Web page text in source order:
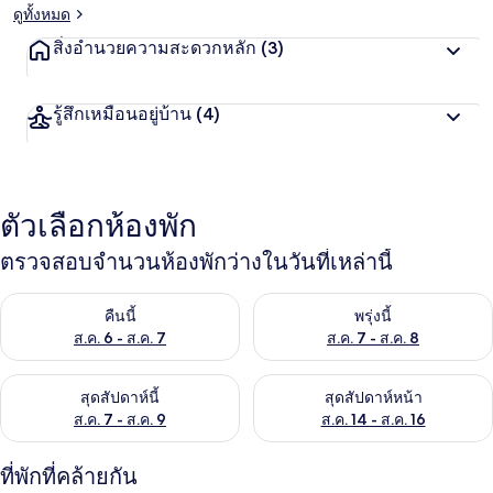
ดูทั้งหมด
สิ่งอำนวยความสะดวกหลัก (3)
รู้สึกเหมือนอยู่บ้าน (4)
ตัวเลือกห้องพัก
ตรวจสอบจำนวนห้องพักว่างในวันที่เหล่านี้
คืนนี้
ส.ค. 6 - ส.ค. 7
ตรวจสอบจำนวนห้องพักว่างในคืนนี้ ส.ค. 6 - ส.ค. 7พรุ่งนี้
ส.ค. 7 - ส.ค. 8
ตรวจสอบจำนวนห้องพักว่างใน
สุดสัปดาห์นี้
ส.ค. 7 - ส.ค. 9
ตรวจสอบจำนวนห้องพักว่างในสุดสัปดาห์นี้ ส.ค. 7 - ส.ค. 9
สุดสัปดาห์หน้า
ส.ค. 14 - ส.ค. 16
ตรวจสอบจำนวนห้องพักว่างใน
ที่พักที่คล้ายกัน